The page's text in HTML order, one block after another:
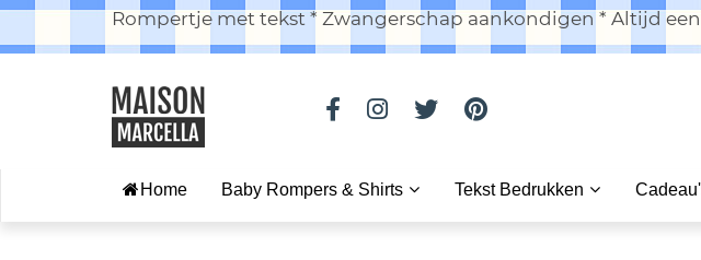
Rompertje met tekst * Zwangerschap aankondigen * Altijd
Home Baby Rompers & Shirts Tekst Bedrukken